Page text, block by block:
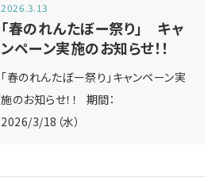
2026.3.13
「春のれんたぼー祭り」 キャ
ンペーン実施のお知らせ！！
「春のれんたぼー祭り」キャンペーン実
施のお知らせ！！ 期間：
2026/3/18（水）